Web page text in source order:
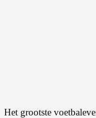
Het grootste